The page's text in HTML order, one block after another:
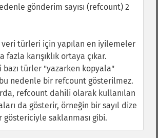
gönderim sayısı (refcount) 2
veri türleri için yapılan en iyilemeler
karışıklık ortaya çıkar.
bazı türler "yazarken kopyala"
nedenle bir refcount gösterilmez.
refcount dahili olarak kullanılan
da gösterir, örneğin bir sayıl dize
göstericiyle saklanması gibi.